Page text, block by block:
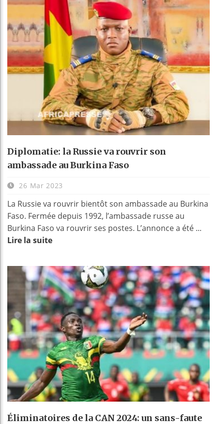
Diplomatie: la Russie va rouvrir son
ambassade au Burkina Faso
26 Mar 2023
La Russie va rouvrir bientôt son ambassade au Burkina
Faso. Fermée depuis 1992, l’ambassade russe au
Burkina Faso va rouvrir ses postes. L’annonce a été ...
Lire la suite
Éliminatoires de la CAN 2024: un sans-faute